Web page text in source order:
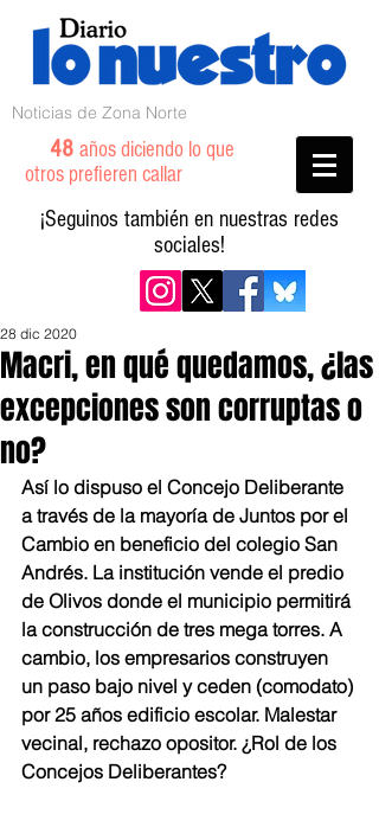
Noticias de Zona Norte
48 años diciendo lo que
otros prefieren callar
¡Seguinos también en nuestras redes
sociales!
Macri, en qué quedamos, ¿las
excepciones son corruptas o
no?
28 dic 2020
Así lo dispuso el Concejo Deliberante
a través de la mayoría de Juntos por el
Cambio en beneficio del colegio San
Andrés. La institución vende el predio
de Olivos donde el municipio permitirá
la construcción de tres mega torres. A
cambio, los empresarios construyen
un paso bajo nivel y ceden (comodato)
por 25 años edificio escolar. Malestar
vecinal, rechazo opositor. ¿Rol de los
Concejos Deliberantes?